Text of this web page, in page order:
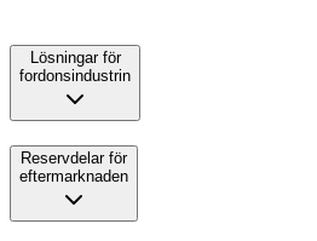
Lösningar för
fordonsindustrin
Reservdelar för
eftermarknaden